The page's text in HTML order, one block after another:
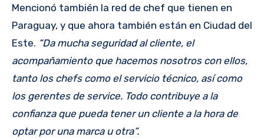
Mencionó también la red de chef que tienen en
Paraguay, y que ahora también están en Ciudad del
Este. “Da mucha seguridad al cliente, el
acompañamiento que hacemos nosotros con ellos,
tanto los chefs como el servicio técnico, así como
los gerentes de service. Todo contribuye a la
confianza que pueda tener un cliente a la hora de
optar por una marca u otra”.